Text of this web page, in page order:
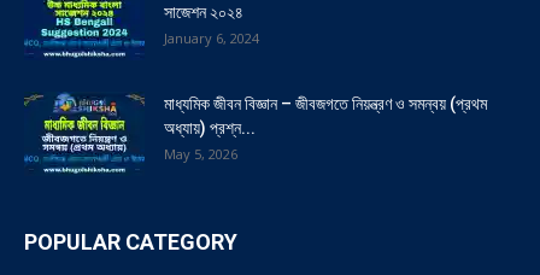
সাজেশন ২০২৪
January 6, 2024
মাধ্যমিক জীবন বিজ্ঞান – জীবজগতে নিয়ন্ত্রণ ও সমন্বয় (প্রথম
অধ্যায়) প্রশ্ন...
May 5, 2026
POPULAR CATEGORY